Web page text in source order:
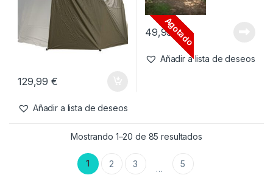
129,99€
Añadir a lista de deseos
Agotado
49,99€
Añadir a lista de deseos
Mostrando 1–20 de 85 resultados
1 2 3 … 5